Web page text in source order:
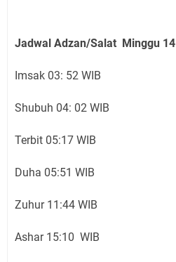
Jadwal Adzan/Salat Minggu 14
Imsak 03: 52 WIB
Shubuh 04: 02 WIB
Terbit 05:17 WIB
Duha 05:51 WIB
Zuhur 11:44 WIB
Ashar 15:10 WIB